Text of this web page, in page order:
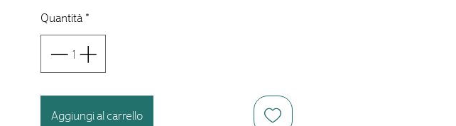
Quantità*
Aggiungi al carrello